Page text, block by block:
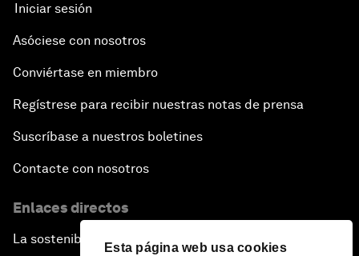
Esta página web usa cookies
Iniciar sesión
Asóciese con nosotros
Conviértase en miembro
Regístrese para recibir nuestras notas de prensa
Suscríbase a nuestros boletines
Contacte con nosotros
Enlaces directos
La sostenibilidad en el Foro